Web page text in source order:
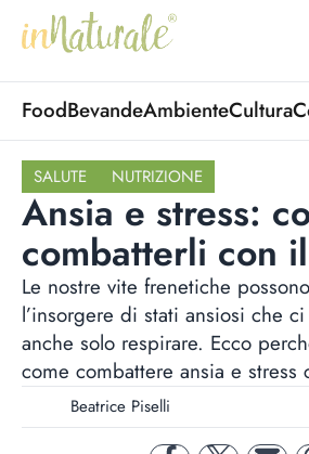
FoodBevandeAmbienteCultura
SALUTE NUTRIZIONE
Ansia e stress:
combatterli con
Le nostre vite frenetiche
l’insorgere di stati ansiosi che
anche solo respirare. Ecco
come combattere ansia e stress
Beatrice Piselli